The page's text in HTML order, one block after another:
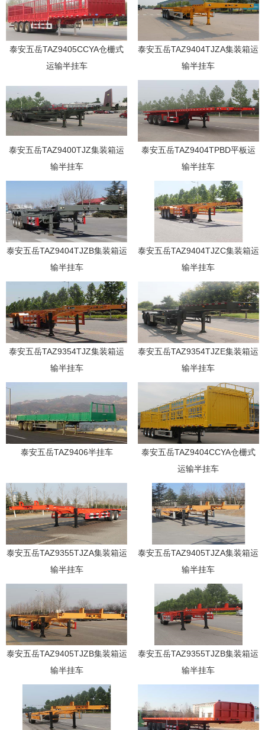
泰安五岳TAZ9405CCYA仓栅式
运输半挂车
泰安五岳TAZ9404TJZA集装箱运
输半挂车
泰安五岳TAZ9400TJZ集装箱运
输半挂车
泰安五岳TAZ9404TPBD平板运
输半挂车
泰安五岳TAZ9404TJZB集装箱运
输半挂车
泰安五岳TAZ9404TJZC集装箱运
输半挂车
泰安五岳TAZ9354TJZ集装箱运
输半挂车
泰安五岳TAZ9354TJZE集装箱运
输半挂车
泰安五岳TAZ9406半挂车
泰安五岳TAZ9404CCYA仓栅式
运输半挂车
泰安五岳TAZ9355TJZA集装箱运
输半挂车
泰安五岳TAZ9405TJZA集装箱运
输半挂车
泰安五岳TAZ9405TJZB集装箱运
输半挂车
泰安五岳TAZ9355TJZB集装箱运
输半挂车